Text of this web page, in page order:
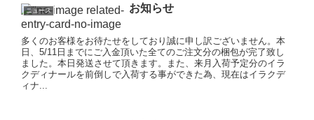
ニュース お知らせ
多くのお客様をお待たせをしており誠に申し訳ございません。本
日、5/11日までにご入金頂いた全てのご注文分の梱包が完了致し
ました。本日発送させて頂きます。また、来月入荷予定分のイラ
クディナールを前倒しで入荷する事ができた為、現在はイラクデ
ィナ...